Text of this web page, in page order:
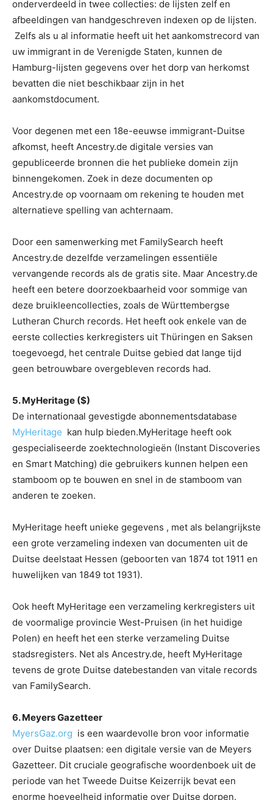
onderverdeeld in twee collecties: de lijsten zelf en
afbeeldingen van handgeschreven indexen op de lijsten.
Zelfs als u al informatie heeft uit het aankomstrecord van
uw immigrant in de Verenigde Staten, kunnen de
Hamburg-lijsten gegevens over het dorp van herkomst
bevatten die niet beschikbaar zijn in het
aankomstdocument.
Voor degenen met een 18e-eeuwse immigrant-Duitse
afkomst, heeft Ancestry.de digitale versies van
gepubliceerde bronnen die het publieke domein zijn
binnengekomen. Zoek in deze documenten op
Ancestry.de op voornaam om rekening te houden met
alternatieve spelling van achternaam.
Door een samenwerking met FamilySearch heeft
Ancestry.de dezelfde verzamelingen essentiële
vervangende records als de gratis site. Maar Ancestry.de
heeft een betere doorzoekbaarheid voor sommige van
deze bruikleencollecties, zoals de Württembergse
Lutheran Church records. Het heeft ook enkele van de
eerste collecties kerkregisters uit Thüringen en Saksen
toegevoegd, het centrale Duitse gebied dat lange tijd
geen betrouwbare overgebleven records had.
5. MyHeritage ($)
De internationaal gevestigde abonnementsdatabase
MyHeritage kan hulp bieden.MyHeritage heeft ook
gespecialiseerde zoektechnologieën (Instant Discoveries
en Smart Matching) die gebruikers kunnen helpen een
stamboom op te bouwen en snel in de stamboom van
anderen te zoeken.
MyHeritage heeft unieke gegevens , met als belangrijkste
een grote verzameling indexen van documenten uit de
Duitse deelstaat Hessen (geboorten van 1874 tot 1911 en
huwelijken van 1849 tot 1931).
Ook heeft MyHeritage een verzameling kerkregisters uit
de voormalige provincie West-Pruisen (in het huidige
Polen) en heeft het een sterke verzameling Duitse
stadsregisters. Net als Ancestry.de, heeft MyHeritage
tevens de grote Duitse datebestanden van vitale records
van FamilySearch.
6. Meyers Gazetteer
MyersGaz.org is een waardevolle bron voor informatie
over Duitse plaatsen: een digitale versie van de Meyers
Gazetteer. Dit cruciale geografische woordenboek uit de
periode van het Tweede Duitse Keizerrijk bevat een
enorme hoeveelheid informatie over Duitse dorpen.